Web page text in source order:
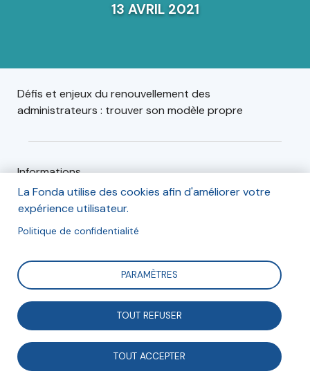
13 AVRIL 2021
Défis et enjeux du renouvellement des
administrateurs : trouver son modèle propre
Informations
Mardi 13 avril
9h30 à 11h
Inscription obligatoireA titre exceptionnel (et dans
la limite des places disponibles), une réduction de 30
% est réservée sur le prix du billet en s’inscrivant avec
ce code RELCOM2021
En cliquant directement sur ce lien
La Fonda utilise des cookies afin d'améliorer votre
expérience utilisateur.
Politique de confidentialité
PARAMÈTRES
TOUT REFUSER
TOUT ACCEPTER